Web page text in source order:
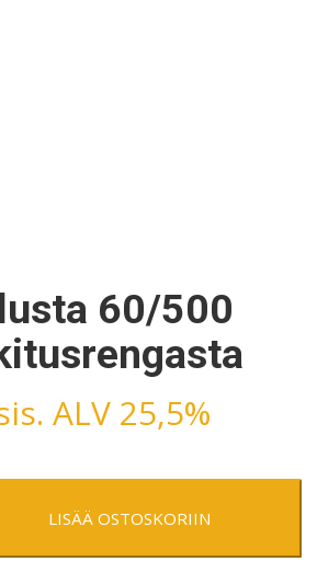
60/500
ALV 25,5%
LISÄÄ OSTOSKORIIN